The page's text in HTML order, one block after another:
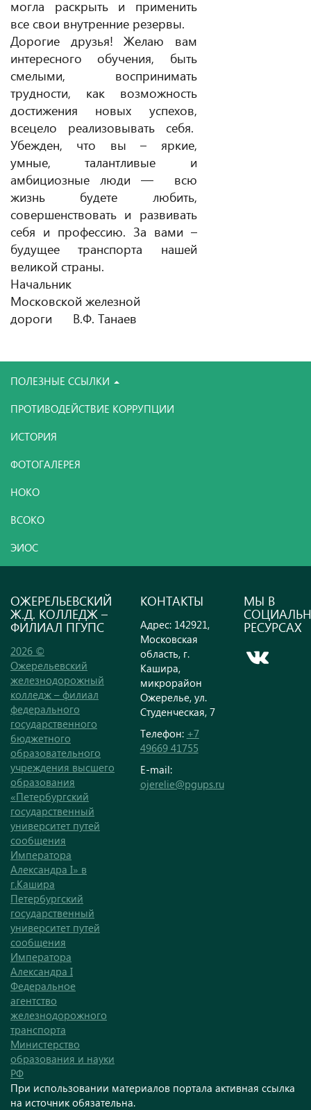
могла раскрыть и применить
все свои внутренние резервы.
Дорогие друзья! Желаю вам
интересного обучения, быть
смелыми, воспринимать
трудности, как возможность
достижения новых успехов,
всецело реализовывать себя.
Убежден, что вы – яркие,
умные, талантливые и
амбициозные люди — всю
жизнь будете любить,
совершенствовать и развивать
себя и профессию. За вами –
будущее транспорта нашей
великой страны.
Начальник
Московской железной
дороги В.Ф. Танаев
ПОЛЕЗНЫЕ ССЫЛКИ
ПРОТИВОДЕЙСТВИЕ КОРРУПЦИИ
ИСТОРИЯ
ФОТОГАЛЕРЕЯ
НОКО
ВСОКО
ЭИОС
ОЖЕРЕЛЬЕВСКИЙ
Ж.Д. КОЛЛЕДЖ –
ФИЛИАЛ ПГУПС
2026 ©
Ожерельевский
железнодорожный
колледж – филиал
федерального
государственного
бюджетного
образовательного
учреждения высшего
образования
«Петербургский
государственный
университет путей
сообщения
Императора
Александра I» в
г.Кашира
Петербургский
государственный
университет путей
сообщения
Императора
Александра I
Федеральное
агентство
железнодорожного
транспорта
Министерство
образования и науки
РФ
КОНТАКТЫ
Адрес: 142921,
Московская
область, г.
Кашира,
микрорайон
Ожерелье, ул.
Студенческая, 7
Телефон: +7
49669 41755
E-mail:
ojerelie@pgups.ru
МЫ В
РЕСУРСАХ
При использовании материалов портала активная ссылка
на источник обязательна.